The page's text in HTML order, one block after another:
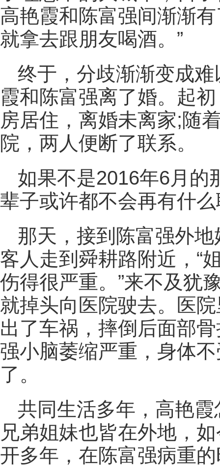
高艳霞和陈富强间渐渐
就拿去跟朋友喝酒。”
终于，分歧渐渐变成
霞和陈富强离了婚。起
房居住，离婚未离家;随
院，两人便断了联系。
如果不是2016年6月的
辈子或许都不会再有什
那天，接到陈富强外
客人走到舜耕路附近，“
伤得很严重。”来不及犹
就掉头向医院驶去。医
出了车祸，摔倒后面部
强小脑萎缩严重，身体
了。
共同生活多年，高艳
兄弟姐妹也皆在外地，
开多年，在陈富强病重